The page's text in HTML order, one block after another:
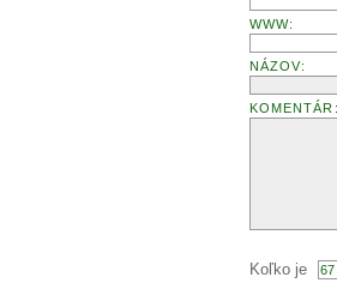
WWW:
NÁZOV:
Koľko je